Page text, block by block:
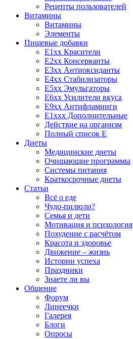
Рецепты пользователей
Витамины
Витамины
Элементы
Пищевые добавки
E1xx Красители
E2xx Консерванты
E3xx Антиоксиданты
E4xx Стабилизаторы
E5xx Эмульгаторы
E6xx Усилители вкуса
E9xx Антифламинги
E1xxx Дополнительные
Действие на организм
Полный список E
Диеты
Медицинские диеты
Очищающие программы
Системы питания
Краткосрочные диеты
Статьи
Всё о еде
Чудо-пилюли?
Семья и дети
Мотивация и психология
Похудение с расчётом
Красота и здоровье
Движение – жизнь
Истории успеха
Праздники
Знаете ли вы
Общение
Форум
Линеечки
Галерея
Блоги
Опросы